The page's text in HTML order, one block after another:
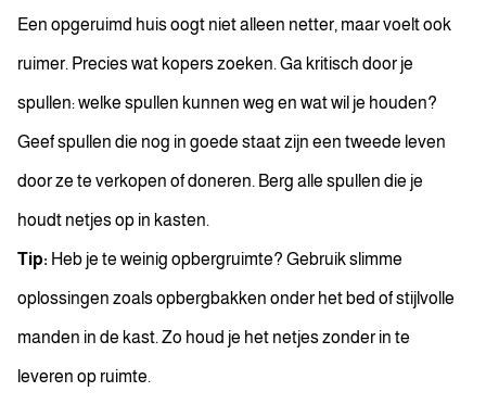
Een opgeruimd huis oogt niet alleen netter, maar voelt ook
ruimer. Precies wat kopers zoeken. Ga kritisch door je
spullen: welke spullen kunnen weg en wat wil je houden?
Geef spullen die nog in goede staat zijn een tweede leven
door ze te verkopen of doneren. Berg alle spullen die je
houdt netjes op in kasten.
Tip: Heb je te weinig opbergruimte? Gebruik slimme
oplossingen zoals opbergbakken onder het bed of stijlvolle
manden in de kast. Zo houd je het netjes zonder in te
leveren op ruimte.